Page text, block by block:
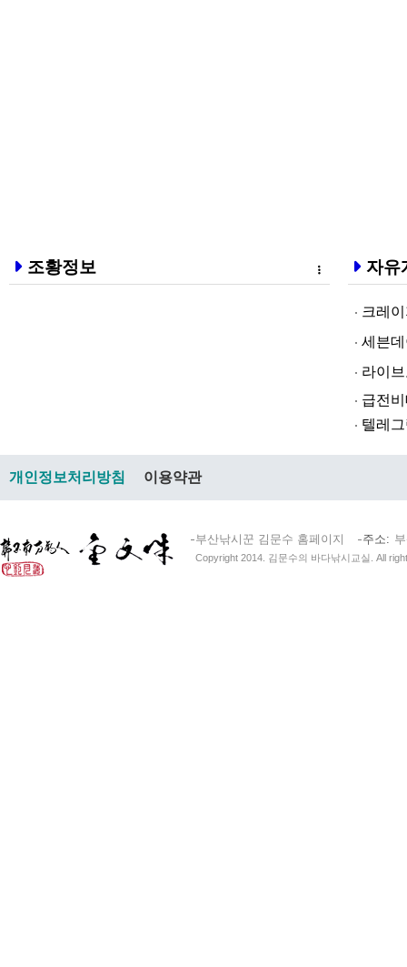
조황정보 자유
크레이지
세븐데이
라­이브토­
급전비대면
텔레그램
개인정보처리방침 이용약관
부산낚시꾼 김문수 홈페이지 주소
Copyright 2014. 김문수의 바다낚시교실. All